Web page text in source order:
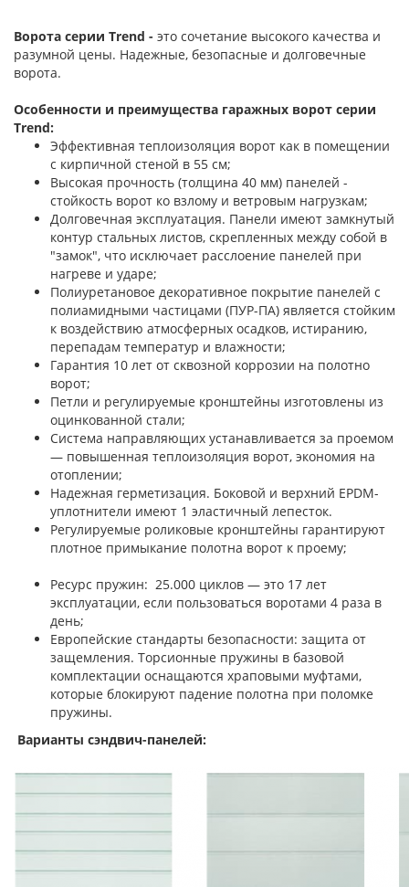
Ворота серии Trend - это сочетание высокого качества и
разумной цены. Надежные, безопасные и долговечные
ворота.
Особенности и преимущества гаражных ворот серии
Trend:
Эффективная теплоизоляция ворот как в помещении
с кирпичной стеной в 55 см;
Высокая прочность (толщина 40 мм) панелей -
стойкость ворот ко взлому и ветровым нагрузкам;
Долговечная эксплуатация. Панели имеют замкнутый
контур стальных листов, скрепленных между собой в
"замок", что исключает расслоение панелей при
нагреве и ударе;
Полиуретановое декоративное покрытие панелей с
полиамидными частицами (ПУР-ПА) является стойким
к воздействию атмосферных осадков, истиранию,
перепадам температур и влажности;
Гарантия 10 лет от сквозной коррозии на полотно
ворот;
Петли и регулируемые кронштейны изготовлены из
оцинкованной стали;
Система направляющих устанавливается за проемом
— повышенная теплоизоляция ворот, экономия на
отоплении;
Надежная герметизация. Боковой и верхний EPDM-
уплотнители имеют 1 эластичный лепесток.
Регулируемые роликовые кронштейны гарантируют
плотное примыкание полотна ворот к проему;
Ресурс пружин: 25.000 циклов — это 17 лет
эксплуатации, если пользоваться воротами 4 раза в
день;
Европейские стандарты безопасности: защита от
защемления. Торсионные пружины в базовой
комплектации оснащаются храповыми муфтами,
которые блокируют падение полотна при поломке
пружины.
Варианты сэндвич-панелей: